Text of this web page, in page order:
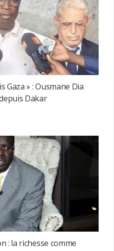
Gaza » : Ousmane Dia
Dakar
: la richesse comme